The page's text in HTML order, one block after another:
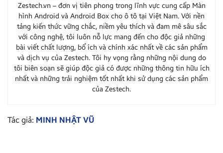
Zestech.vn – đơn vị tiên phong trong lĩnh vực cung cấp Màn
hình Android và Android Box cho ô tô tại Việt Nam. Với nền
tảng kiến thức vững chắc, niềm yêu thích và đam mê sâu sắc
với công nghệ, tôi luôn nỗ lực mang đến cho độc giả những
bài viết chất lượng, bổ ích và chính xác nhất về các sản phẩm
và dịch vụ của Zestech. Tôi hy vọng rằng những nội dung do
tôi biên soạn sẽ giúp độc giả có được những thông tin hữu ích
nhất và những trải nghiệm tốt nhất khi sử dụng các sản phẩm
của Zestech.
Tác giả: MINH NHẬT VŨ